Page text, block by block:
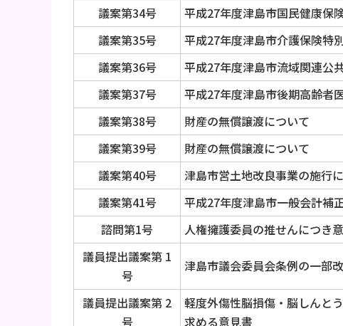
議案第34号
平成27年度津島市国民健康保
議案第35号
平成27年度津島市介護保険特
議案第36号
平成27年度津島市流域関連公
議案第37号
平成27年度津島市後期高齢者
議案第38号
財産の無償譲渡について
議案第39号
財産の無償譲渡について
議案第40号
津島市営土地改良事業の施行
議案第41号
平成27年度津島市一般会計補
諮問第1号
人権擁護委員の推せんにつき
議員提出議案第 1
号
津島市議会委員会条例の一部
議員提出議案第 2
号
軽度外傷性脳損傷・脳しんと
求める意見書